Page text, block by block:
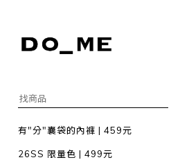
有"分"囊袋的內褲 | 459元
26SS 限量色 | 499元